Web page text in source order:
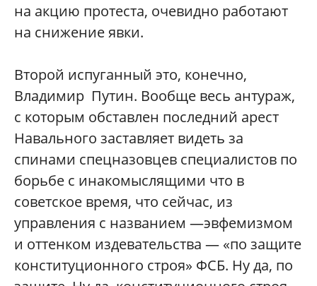
на акцию протеста, очевидно работают
на снижение явки.
Второй испуганный это, конечно,
Владимир Путин. Вообще весь антураж,
с которым обставлен последний арест
Навального заставляет видеть за
спинами спецназовцев специалистов по
борьбе с инакомыслящими что в
советское время, что сейчас, из
управления с названием —эвфемизмом
и оттенком издевательства — «по защите
конституционного строя» ФСБ. Ну да, по